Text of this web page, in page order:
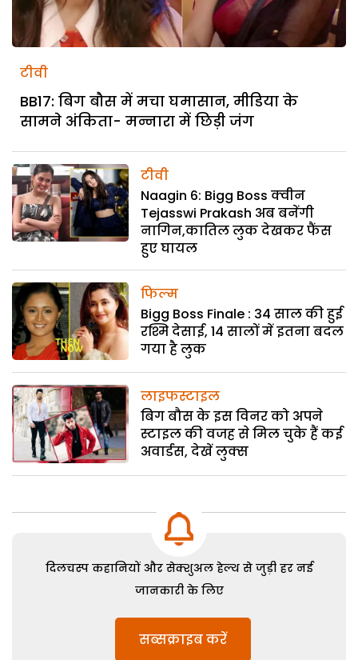
टीवी
BB17: बिग बौस में मचा घमासान, मीडिया के
सामने अंकिता- मन्नारा में छिड़ी जंग
टीवी
Naagin 6: Bigg Boss क्वीन
Tejasswi Prakash अब बनेंगी
नागिन,कातिल लुक देखकर फैंस
हुए घायल
फिल्म
Bigg Boss Finale : 34 साल की हुई
रश्मि देसाई, 14 सालों में इतना बदल
गया है लुक
लाइफस्टाइल
बिग बौस के इस विनर को अपने
स्टाइल की वजह से मिल चुके हैं कई
अवार्डस, देखें लुक्स
दिलचस्प कहानियों और सेक्शुअल हेल्थ से जुड़ी हर नई
जानकारी के लिए
सब्सक्राइब करें